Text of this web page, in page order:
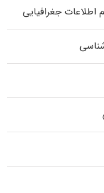
جغرافیایی